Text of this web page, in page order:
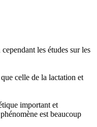
les études sur les
celle de la lactation et
important et
est beaucoup